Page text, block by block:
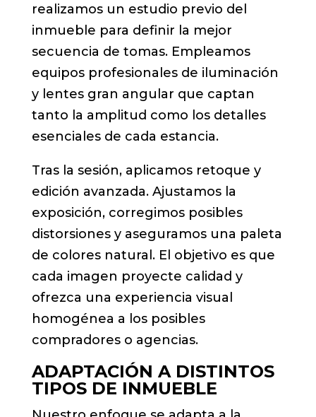
realizamos un estudio previo del
inmueble para definir la mejor
secuencia de tomas. Empleamos
equipos profesionales de iluminación
y lentes gran angular que captan
tanto la amplitud como los detalles
esenciales de cada estancia.
Tras la sesión, aplicamos retoque y
edición avanzada. Ajustamos la
exposición, corregimos posibles
distorsiones y aseguramos una paleta
de colores natural. El objetivo es que
cada imagen proyecte calidad y
ofrezca una experiencia visual
homogénea a los posibles
compradores o agencias.
ADAPTACIÓN A DISTINTOS
TIPOS DE INMUEBLE